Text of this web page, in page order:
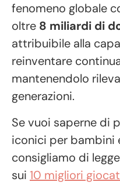
fenomeno globale
oltre 8 miliardi di
attribuibile alla
reinventare
mantenendolo
generazioni.
Se vuoi saperne di
iconici per bambini
consigliamo di
sui 10 migliori